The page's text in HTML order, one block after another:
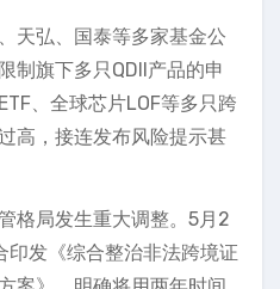
天弘、国泰等多家基金公
制旗下多只QDII产品的申
、全球芯片LOF等多只跨
高，接连发布风险提示甚
格局发生重大调整。5月2
印发《综合整治非法跨境证